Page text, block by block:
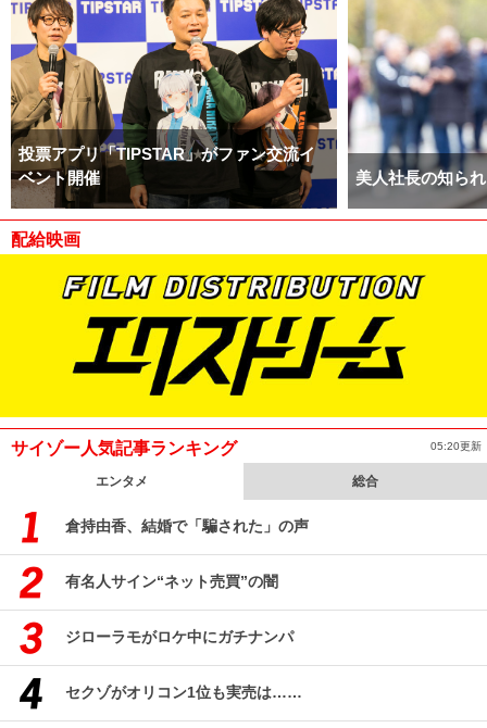
投票アプリ「TIPSTAR」がファン交流イ
ベント開催
美人社長の知ら
配給映画
サイゾー人気記事ランキング 05:20更新
エンタメ 総合
倉持由香、結婚で「騙された」の声
有名人サイン“ネット売買”の闇
ジローラモがロケ中にガチナンパ
セクゾがオリコン1位も実売は……